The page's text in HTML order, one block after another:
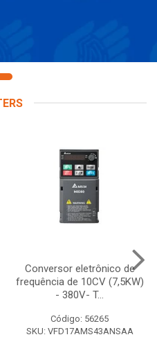
Conversor eletrônico de
frequência de 10CV (7,5KW)
- 380V- T...
Código: 56265
SKU: VFD17AMS43ANSAA